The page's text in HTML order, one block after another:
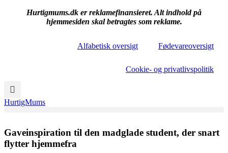
Hurtigmums.dk er reklamefinansieret. Alt indhold på
hjemmesiden skal betragtes som reklame.
Alfabetisk oversigt Fødevareoversigt
Cookie- og privatlivspolitik
HurtigMums
Gaveinspiration til den madglade student, der snart
flytter hjemmefra